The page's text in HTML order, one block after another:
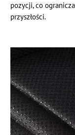
pozycji, co
przyszłości.